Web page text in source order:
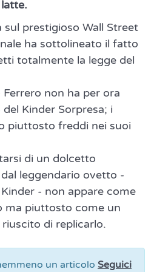
prestigioso Wall Street
ha sottolineato il fatto
totalmente la legge del
non ha per ora
Kinder Sorpresa; i
piuttosto freddi nei suoi
di un dolcetto
leggendario ovetto -
- non appare come
ma piuttosto come un
di replicarlo.
un articolo Seguici